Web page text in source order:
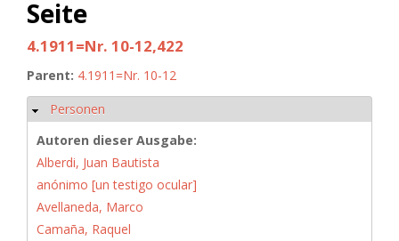
Seite
4.1911=Nr. 10-12,422
Parent: 4.1911=Nr. 10-12
Ausblenden
Personen
Autoren dieser Ausgabe:
Alberdi, Juan Bautista
anónimo [un testigo ocular]
Avellaneda, Marco
Camaña, Raquel